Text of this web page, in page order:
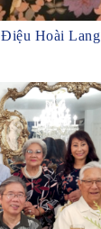
Hoài Lang